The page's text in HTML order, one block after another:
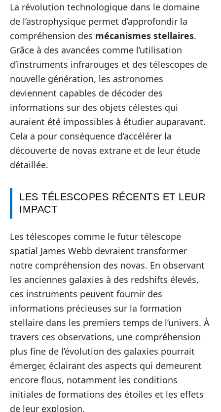
La révolution technologique dans le domaine
de l’astrophysique permet d’approfondir la
compréhension des mécanismes stellaires.
Grâce à des avancées comme l’utilisation
d’instruments infrarouges et des télescopes de
nouvelle génération, les astronomes
deviennent capables de décoder des
informations sur des objets célestes qui
auraient été impossibles à étudier auparavant.
Cela a pour conséquence d’accélérer la
découverte de novas extrane et de leur étude
détaillée.
LES TÉLESCOPES RÉCENTS ET LEUR
IMPACT
Les télescopes comme le futur télescope
spatial James Webb devraient transformer
notre compréhension des novas. En observant
les anciennes galaxies à des redshifts élevés,
ces instruments peuvent fournir des
informations précieuses sur la formation
stellaire dans les premiers temps de l’univers. À
travers ces observations, une compréhension
plus fine de l’évolution des galaxies pourrait
émerger, éclairant des aspects qui demeurent
encore flous, notamment les conditions
initiales de formations des étoiles et les effets
de leur explosion.